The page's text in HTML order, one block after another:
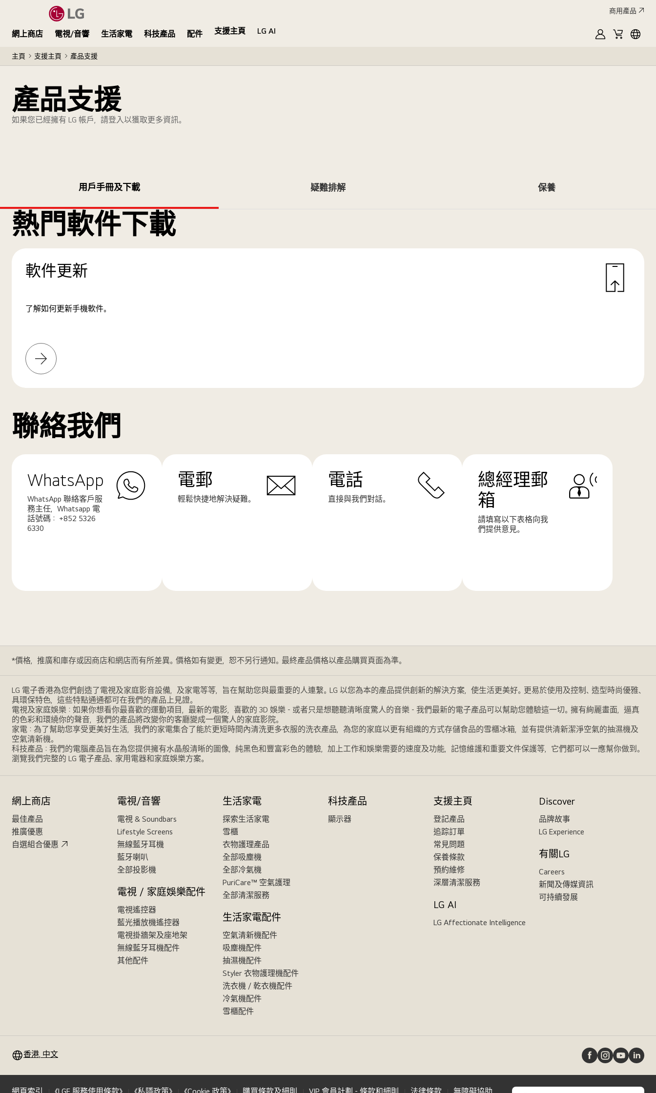
商用產品
網上商店 電視/音響 生活家電 科技產品 配件 支援主頁
LG AI
MyLG購
主頁 支援主頁 產品支援
產品支援
如果您已經擁有 LG 帳戶，請登入以獲取更多資訊。
用戶手冊及下載 疑難排解 保養
熱門軟件下載
軟件更新
了解如何更新手機軟件。
解
更
聯絡我們
WhatsApp
WhatsApp 聯絡客戶服
務主任，Whatsapp 電
話號碼： +852 5326
6330
電郵
輕鬆快捷地解決疑難。
電話
直接與我們對話。
總經理郵
箱
請填寫以下表格向我
們提供意見。
*價格，推廣和庫存或因商店和網店而有所差異。價格如有變更，恕不另行通知。最終產品價格以產品購買頁面為準。
LG 電子香港為您們創造了電視及家庭影音設備，及家電等等，旨在幫助您與最重要的人連繫。LG 以您為本的產品提供創新的解決方案，使生活更美好。更易於使用及控制、造型時尚優雅、
具環保特色，這些特點通通都可在我們的產品上見證。
電視及家庭娛樂：如果你想看你最喜歡的運動項目，最新的電影，喜歡的 3D 娛樂 - 或者只是想聽聽清晰度驚人的音樂 - 我們最新的電子產品可以幫助您體驗這一切。擁有絢麗畫面，逼真
的色彩和環繞你的聲音，我們的產品將改變你的客廳變成一個驚人的家庭影院。
家電：為了幫助您享受更美好生活，我們的家電集合了能於更短時間內清洗更多衣服的洗衣產品，為您的家庭以更有組織的方式存儲食品的雪櫃冰箱，並有提供清新潔淨空氣的抽濕機及
空氣清新機。
科技產品：我們的電腦產品旨在為您提供擁有水晶般清晰的圖像，純黑色和豐富彩色的體驗，加上工作和娛樂需要的速度及功能，記憶維護和重要文件保護等，它們都可以一應幫你做到。
瀏覽我們完整的 LG 電子產品、家用電器和家庭娛樂方案。
網上商店
最佳產品
推廣優惠
自選組合優惠
電視/音響
電視 & Soundbars
Lifestyle Screens
無線藍牙耳機
藍牙喇叭
全部投影機
電視 / 家庭娛樂配件
電視遙控器
藍光播放機遙控器
電視掛牆架及座地架
無線藍牙耳機配件
其他配件
生活家電
探索生活家電
雪櫃
衣物護理產品
全部吸塵機
全部冷氣機
PuriCare™ 空氣護理
全部清潔服務
生活家電配件
空氣清新機配件
吸塵機配件
抽濕機配件
Styler 衣物護理機配件
洗衣機 / 乾衣機配件
冷氣機配件
雪櫃配件
科技產品
顯示器
支援主頁
登記產品
追踪訂單
常見問題
保養條款
預約維修
深層清潔服務
LG AI
LG Affectionate Intelligence
Discover
品牌故事
LG Experience
有關LG
Careers
新聞及傳媒資訊
可持續發展
香港, 中文